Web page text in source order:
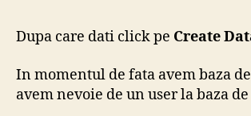
Dupa care dati click pe Create
In momentul de fata avem baza
avem nevoie de un user la baza